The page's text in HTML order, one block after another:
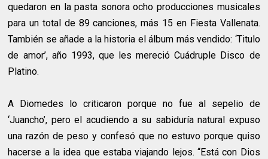
quedaron en la pasta sonora ocho producciones musicales
para un total de 89 canciones, más 15 en Fiesta Vallenata.
También se añade a la historia el álbum más vendido: ‘Titulo
de amor’, año 1993, que les mereció Cuádruple Disco de
Platino.
A Diomedes lo criticaron porque no fue al sepelio de
‘Juancho’, pero el acudiendo a su sabiduría natural expuso
una razón de peso y confesó que no estuvo porque quiso
hacerse a la idea que estaba viajando lejos. “Está con Dios